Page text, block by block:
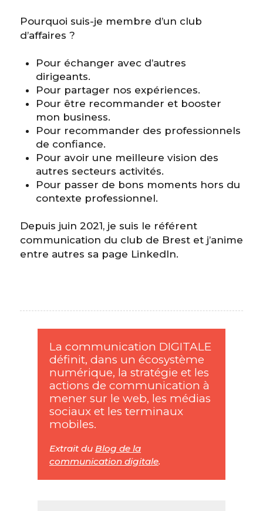
Pourquoi suis-je membre d’un club
d’affaires ?
Pour échanger avec d’autres
dirigeants.
Pour partager nos expériences.
Pour être recommander et booster
mon business.
Pour recommander des professionnels
de confiance.
Pour avoir une meilleure vision des
autres secteurs activités.
Pour passer de bons moments hors du
contexte professionnel.
Depuis juin 2021, je suis le référent
communication du club de Brest et j’anime
entre autres sa page LinkedIn.
La communication DIGITALE
définit, dans un écosystème
numérique, la stratégie et les
actions de communication à
mener sur le web, les médias
sociaux et les terminaux
mobiles.
Extrait du Blog de la
communication digitale.